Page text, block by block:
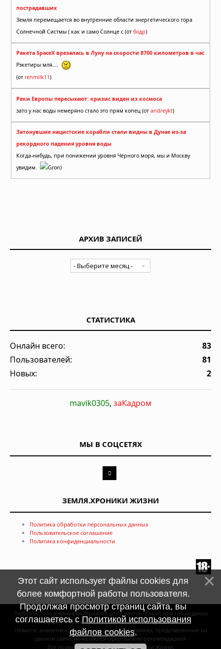
пострадавших
Земля перемещается во внутренние области энергетического тора
Солнечной Систмы ( как и само Солнце с (от бодр)
Ракета SpaceX врезалась в Луну на скорости 8700 километров в час
Рэкетиры мля....
(от renmilk11)
Реки Европы пересыхают: кризис виден из космоса
зато у нас воды немеряно стало это прям копец (от andreykt)
Затонувшие нацистские корабли стали видны в Дунае из-за
рекордного падения уровня воды
Когда-нибудь, при понижении уровня Чёрного моря, мы и Москву
увидим.
Gron)
АРХИВ ЗАПИСЕЙ
СТАТИСТИКА
Онлайн всего:
83
Пользователей:
81
Новых:
2
mavik0305, заКадром
МЫ В СОЦСЕТЯХ
ЗЕМЛЯ.ХРОНИКИ ЖИЗНИ
Политика обработки персональных данных
Пользовательское соглашение
Политика конфиденциальности
Любое использование материалов допускается только при соблюдении
правил перепечатки и при наличиигиперссылки
Новости, аналитика, прогнозы и другие материалы, представленные на
данном сайте, не являются офертой или рекомендацией
Все права защищены © Земля. Хроники Жизни,
Этот сайт использует файлы cookies для
более комфортной работы пользователя.
Продолжая просмотр страниц сайта, вы
соглашаетесь сПолитикой использования
файлов cookies.